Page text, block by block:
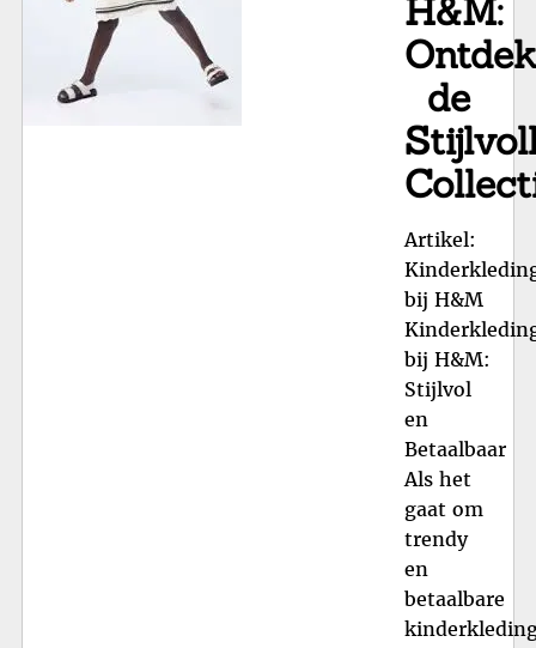
H&M:
Ontdek
de
Artikel:
bij H&M
bij H&M:
Stijlvol
en
Betaalbaar
Als het
gaat om
trendy
en
betaalbare